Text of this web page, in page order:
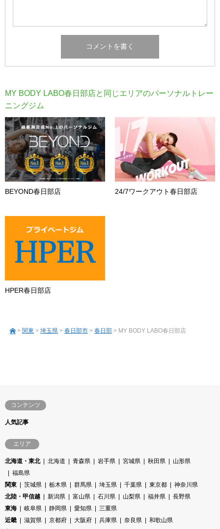
MY BODY LABO春日部店と同じエリアのパーソナルトレー
ニングジム
BEYOND春日部店 24/7ワークアウト春日部店
HPER春日部店
> 関東 > 埼玉県 > 春日部市 > 春日部 > MY BODY LABO春日部店
コンテンツ
人気記事
エリア
北海道・東北 北海道 青森県 岩手県 宮城県 秋田県
山形県
福島県
関東
茨城県 栃木県 群馬県 埼玉県 千葉県 東京都
神奈川県
北陸・甲信越
新潟県 富山県 石川県 山梨県 福井県
長野県
東海
岐阜県 静岡県 愛知県
三重県
近畿
滋賀県 京都府 大阪府 兵庫県 奈良県
和歌山県